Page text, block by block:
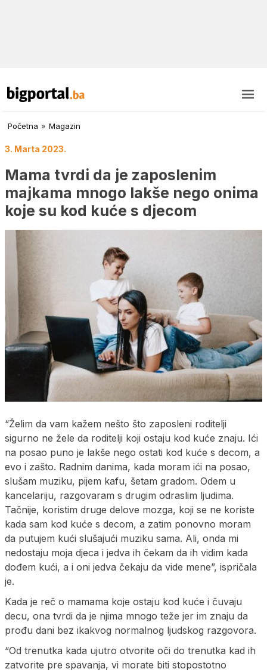
Početna » Magazin
3. Marta 2023.
Mama tvrdi da je zaposlenim
majkama mnogo lakše nego onima
koje su kod kuće s djecom
“Želim da vam kažem nešto što zaposleni roditelji
sigurno ne žele da roditelji koji ostaju kod kuće znaju. Ići
na posao puno je lakše nego ostati kod kuće s decom, a
evo i zašto. Radnim danima, kada moram ići na posao,
slušam muziku, pijem kafu, šetam gradom. Odem u
kancelariju, razgovaram s drugim odraslim ljudima.
Tačnije, koristim druge delove mozga, koji se ne koriste
kada sam kod kuće s decom, a zatim ponovno moram
da putujem kući slušajući muziku sama. Ali, onda mi
nedostaju moja djeca i jedva ih čekam da ih vidim kada
dođem kući, a i oni jedva čekaju da vide mene”, ispričala
je.
Kada je reč o mamama koje ostaju kod kuće i čuvaju
decu, ona tvrdi da je njima mnogo teže jer im znaju da
prođu dani bez ikakvog normalnog ljudskog razgovora.
“Od trenutka kada ujutro otvorite oči do trenutka kad ih
zatvorite pre spavanja, vi morate biti stopostotno